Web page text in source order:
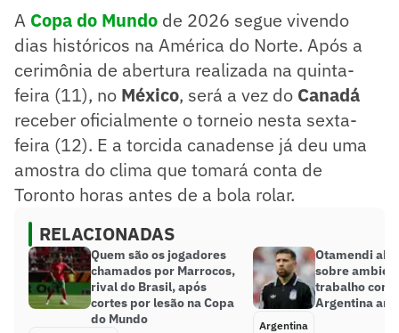
A Copa do Mundo de 2026 segue vivendo
dias históricos na América do Norte. Após a
cerimônia de abertura realizada na quinta-
feira (11), no México, será a vez do Canadá
receber oficialmente o torneio nesta sexta-
feira (12). E a torcida canadense já deu uma
amostra do clima que tomará conta de
Toronto horas antes de a bola rolar.
RELACIONADAS
Quem são os jogadores
chamados por Marrocos,
rival do Brasil, após
cortes por lesão na Copa
do Mundo
Otamendi
sobre
trabalho com
Argentina
Argentina